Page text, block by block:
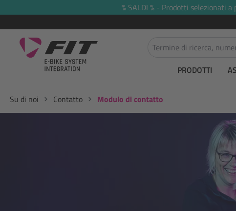
Passa alla navigazione principale% SALDI % - Prodotti selezionati
PRODOTTI
Su di noi Contatto
Modulo di contatto